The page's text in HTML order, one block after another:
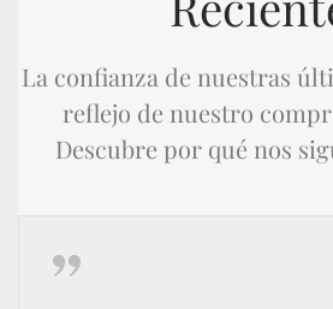
La confianza de nuestras
reflejo de nuestro
Descubre por qué nos